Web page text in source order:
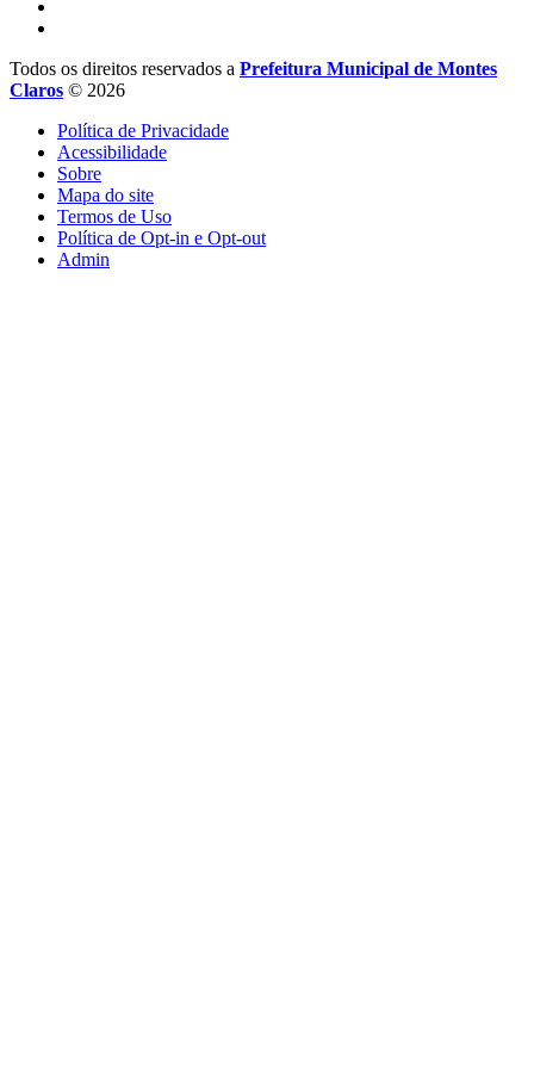
Todos os direitos reservados a Prefeitura Municipal de Montes
Claros © 2026
Política de Privacidade
Acessibilidade
Sobre
Mapa do site
Termos de Uso
Política de Opt-in e Opt-out
Admin